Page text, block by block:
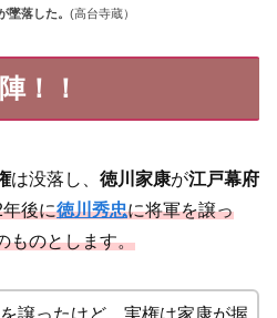
墜落した。 (高台寺蔵）
！！
は没落し、 徳川家康が江戸幕府
年後に徳川秀忠に将軍を譲っ
ものとします。
譲ったけど、実権は家康が握